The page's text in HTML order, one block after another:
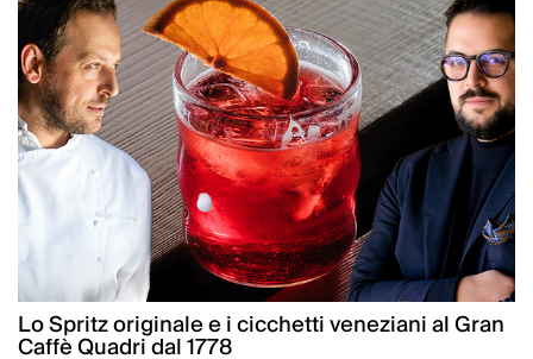
Lo Spritz originale e i cicchetti veneziani al Gran
Caffè Quadri dal 1778